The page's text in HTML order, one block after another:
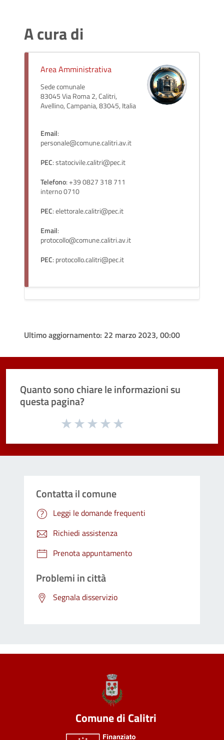
A cura di
Area Amministrativa
Sede comunale
83045 Via Roma 2, Calitri,
Avellino, Campania, 83045, Italia
Email:
personale@comune.calitri.av.it
PEC: statocivile.calitri@pec.it
Telefono: +39 0827 318 711
interno 0710
PEC: elettorale.calitri@pec.it
Email:
protocollo@comune.calitri.av.it
PEC: protocollo.calitri@pec.it
Ultimo aggiornamento: 22 marzo 2023, 00:00
Quanto sono chiare le informazioni su
questa pagina?
Valuta da 1 a 5 stelle la pagina
Contatta il comune
Leggi le domande frequenti
Richiedi assistenza
Prenota appuntamento
Problemi in città
Segnala disservizio
Comune di Calitri